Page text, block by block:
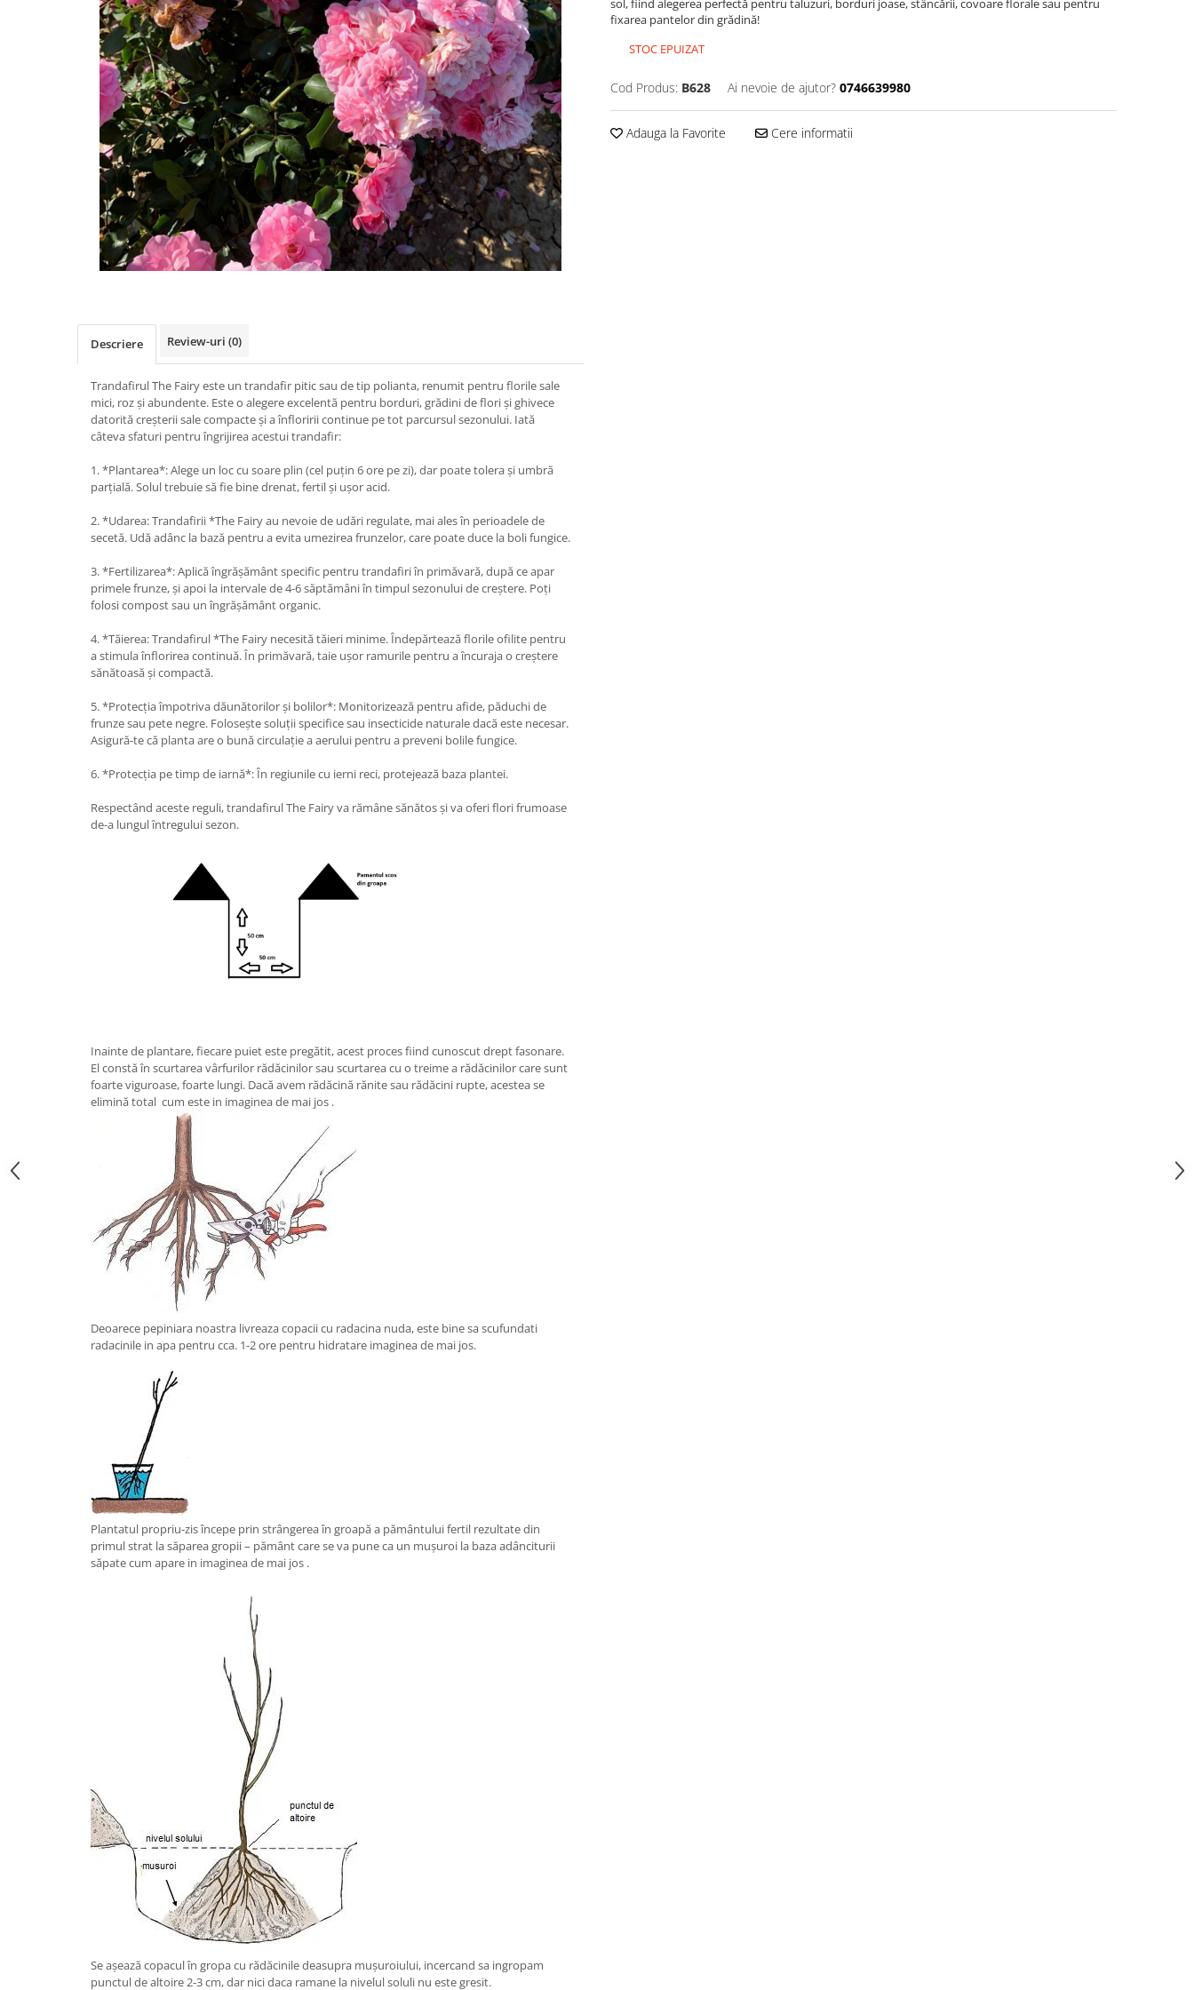
sol, fiind alegerea perfectă pentru taluzuri, borduri joase, stâncării, covoare florale sau pentru
fixarea pantelor din grădină!
STOC EPUIZAT
Cod Produs: B628 Ai nevoie de ajutor? 0746639980
Adauga la Favorite Cere informatii
Descriere Review-uri (0)
Trandafirul The Fairy este un trandafir pitic sau de tip polianta, renumit pentru florile sale
mici, roz și abundente. Este o alegere excelentă pentru borduri, grădini de flori și ghivece
datorită creșterii sale compacte și a înfloririi continue pe tot parcursul sezonului. Iată
câteva sfaturi pentru îngrijirea acestui trandafir:
1. *Plantarea*: Alege un loc cu soare plin (cel puțin 6 ore pe zi), dar poate tolera și umbră
parțială. Solul trebuie să fie bine drenat, fertil și ușor acid.
2. *Udarea: Trandafirii *The Fairy au nevoie de udări regulate, mai ales în perioadele de
secetă. Udă adânc la bază pentru a evita umezirea frunzelor, care poate duce la boli fungice.
3. *Fertilizarea*: Aplică îngrășământ specific pentru trandafiri în primăvară, după ce apar
primele frunze, și apoi la intervale de 4-6 săptămâni în timpul sezonului de creștere. Poți
folosi compost sau un îngrășământ organic.
4. *Tăierea: Trandafirul *The Fairy necesită tăieri minime. Îndepărtează florile ofilite pentru
a stimula înflorirea continuă. În primăvară, taie ușor ramurile pentru a încuraja o creștere
sănătoasă și compactă.
5. *Protecția împotriva dăunătorilor și bolilor*: Monitorizează pentru afide, păduchi de
frunze sau pete negre. Folosește soluții specifice sau insecticide naturale dacă este necesar.
Asigură-te că planta are o bună circulație a aerului pentru a preveni bolile fungice.
6. *Protecția pe timp de iarnă*: În regiunile cu ierni reci, protejează baza plantei.
Respectând aceste reguli, trandafirul The Fairy va rămâne sănătos și va oferi flori frumoase
de-a lungul întregului sezon.
Inainte de plantare, fiecare puiet este pregătit, acest proces fiind cunoscut drept fasonare.
El constă în scurtarea vârfurilor rădăcinilor sau scurtarea cu o treime a rădăcinilor care sunt
foarte viguroase, foarte lungi. Dacă avem rădăcină rănite sau rădăcini rupte, acestea se
elimină total cum este in imaginea de mai jos .
Deoarece pepiniara noastra livreaza copacii cu radacina nuda, este bine sa scufundati
radacinile in apa pentru cca. 1-2 ore pentru hidratare imaginea de mai jos.
Plantatul propriu-zis începe prin strângerea în groapă a pământului fertil rezultate din
primul strat la săparea gropii – pământ care se va pune ca un mușuroi la baza adânciturii
săpate cum apare in imaginea de mai jos .
Se așează copacul în gropa cu rădăcinile deasupra mușuroiului, incercand sa ingropam
punctul de altoire 2-3 cm, dar nici daca ramane la nivelul soluli nu este gresit.